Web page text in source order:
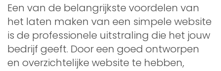
Een van de belangrijkste voordelen van
het laten maken van een simpele website
is de professionele uitstraling die het jouw
bedrijf geeft. Door een goed ontworpen
en overzichtelijke website te hebben,